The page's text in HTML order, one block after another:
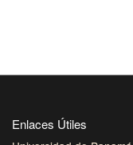
Enlaces Útiles